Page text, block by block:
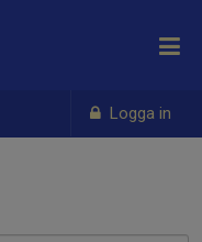
Logga in